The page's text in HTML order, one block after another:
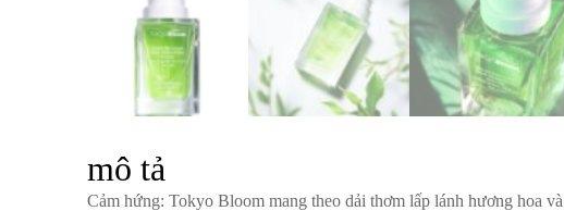
mô tả
Cảm hứng: Tokyo Bloom mang theo dải thơm lấp lánh hương hoa